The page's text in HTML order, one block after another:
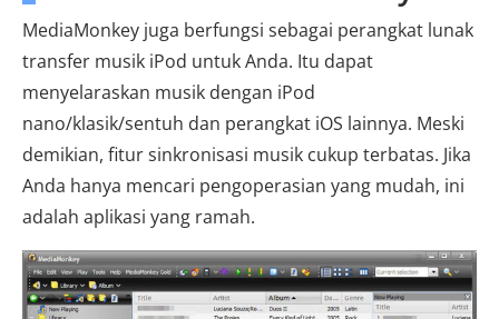
MediaMonkey juga berfungsi sebagai perangkat lunak
transfer musik iPod untuk Anda. Itu dapat
menyelaraskan musik dengan iPod
nano/klasik/sentuh dan perangkat iOS lainnya. Meski
demikian, fitur sinkronisasi musik cukup terbatas. Jika
Anda hanya mencari pengoperasian yang mudah, ini
adalah aplikasi yang ramah.